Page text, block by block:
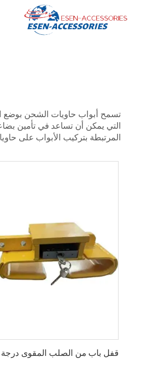
تسمح أبواب حاويات الشحن بوضع
التي يمكن أن تساعد في تأمين
المرتبطة بتركيب الأبواب على